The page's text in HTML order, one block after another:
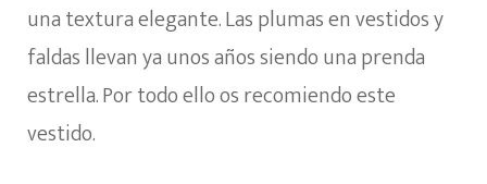
una textura elegante. Las plumas en vestidos y
faldas llevan ya unos años siendo una prenda
estrella. Por todo ello os recomiendo este
vestido.